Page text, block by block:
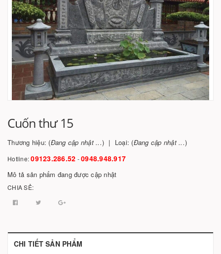
Cuốn thư 15
Thương hiệu: (Đang cập nhật ...) Loại: (Đang cập nhật ...)
Hotline:09123.286.52 -0948.948.917
Mô tả sản phẩm đang được cập nhật
CHIA SẺ:
CHI TIẾT SẢN PHẨM